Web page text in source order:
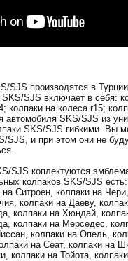
производятся в
SJS включает в себя:
колпаки на колеса r15;
автомобиля SKS/SJS из
SKS/SJS гибкими. Вы
SJS, и при этом они не
SJS коплектуются
колпаков SKS/SJS
Ситроен, колпаки на
колпаки на Даеву,
колпаки на Хюндай,
колпаки на Мерседес,
колпаки на Опель,
на Сеат, колпаки на
колпаки на Тойота,